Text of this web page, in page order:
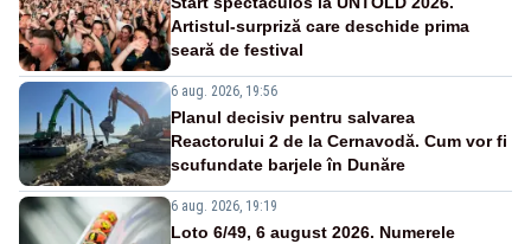
Artistul-surpriză care deschide prima
seară de festival
6 aug. 2026, 19:56
Planul decisiv pentru salvarea
Reactorului 2 de la Cernavodă. Cum vor fi
scufundate barjele în Dunăre
6 aug. 2026, 19:19
Loto 6/49, 6 august 2026. Numerele